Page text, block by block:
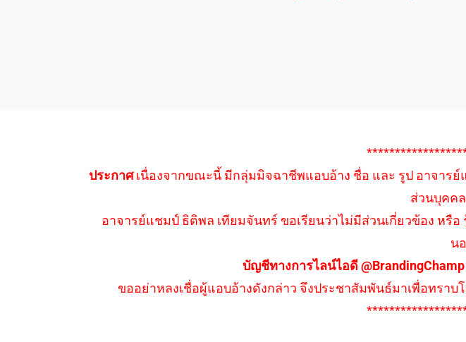
ประกาศเนื่องจากขณะนี้ มีกลุ่มมิจฉาชีพแอบอ้าง ชื่อ และ รูป อาจาร
ส่วนบุคค
อาจารย์แชมป์ ธิติพล เทียมจันทร์ ขอเรียนว่าไม่มีส่วนเกี่ยวข้อง หรื
น
บัญชีทางการไลน์ไอดี
ขออย่าหลงเชื่อผู้แอบอ้างดังกล่าว จึงประชาสัมพันธ์มาเพื่อทราบ